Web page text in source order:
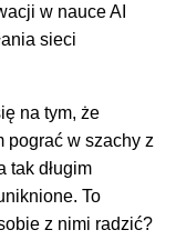
w nauce AI
sieci
na tym, że
pograć w szachy z
tak długim
To
z nimi radzić?